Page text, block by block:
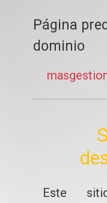
Página
dominio
Este